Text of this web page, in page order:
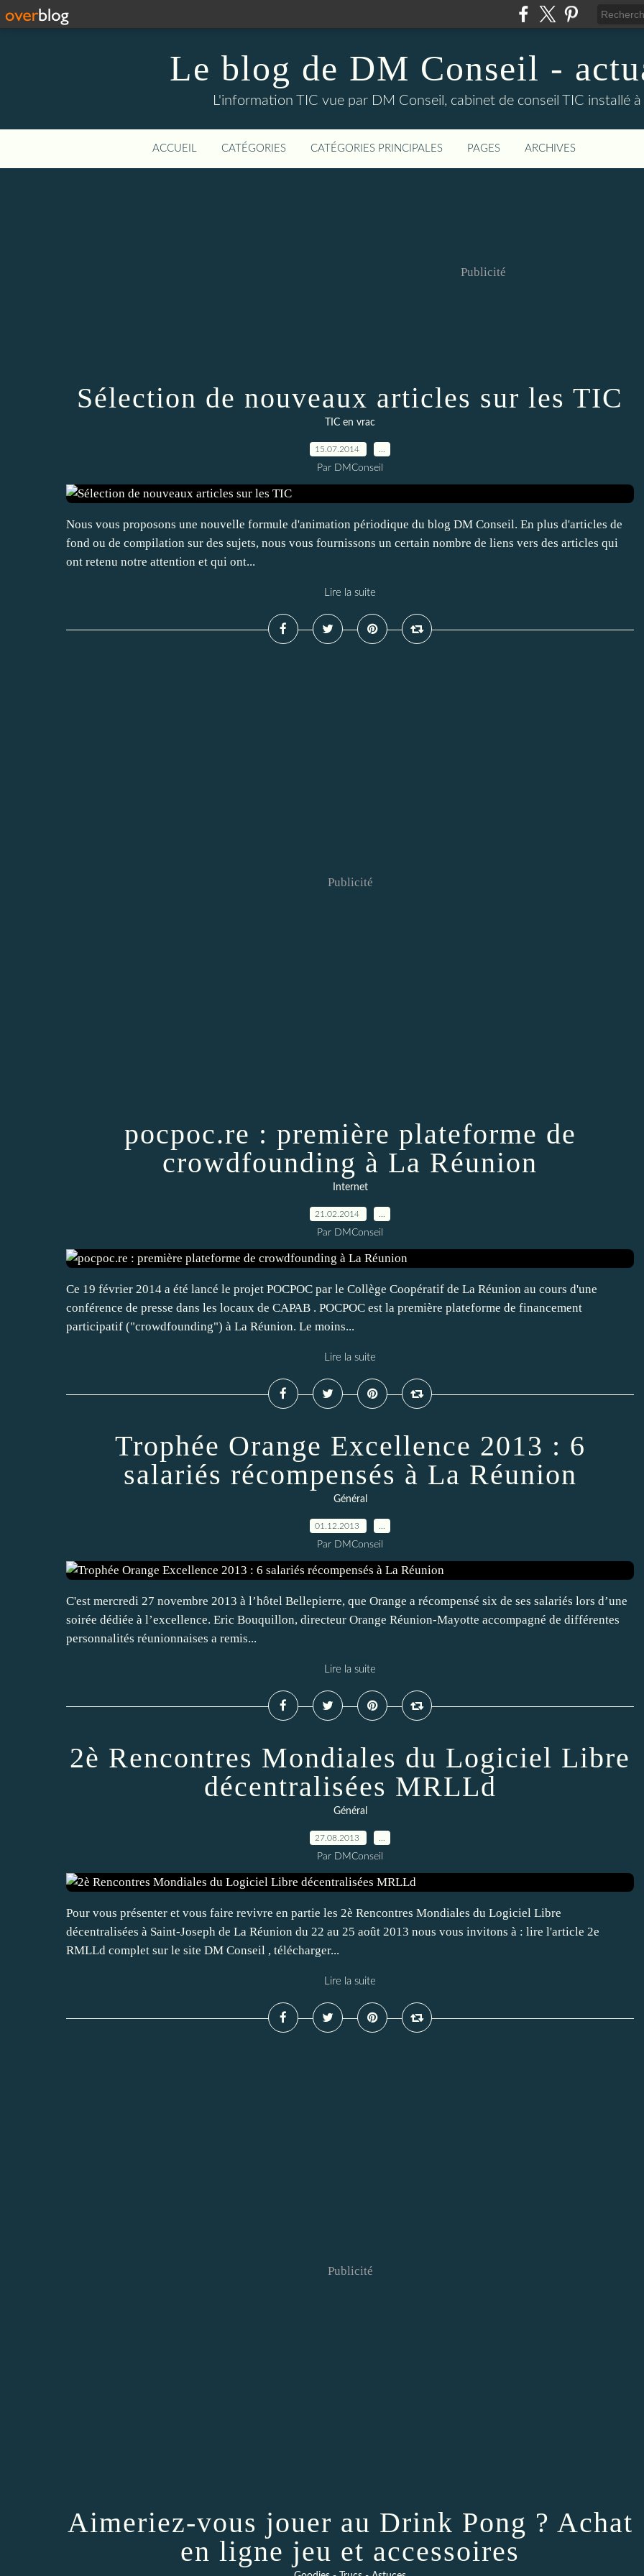
Le blog de DM Conseil -
L'information TIC vue par DM Conseil, cabinet de conseil TIC installé à
ACCUEIL CATÉGORIES CATÉGORIES PRINCIPALES PAGES ARCHIVES
Publicité
Sélection de nouveaux articles sur les TIC
TIC en vrac
15.07.2014
Par DMConseil
Nous vous proposons une nouvelle formule d'animation périodique du blog DM Conseil. En plus d'articles de
fond ou de compilation sur des sujets, nous vous fournissons un certain nombre de liens vers des articles qui
ont retenu notre attention et qui ont...
Lire la suite
Publicité
pocpoc.re : première plateforme de
crowdfounding à La Réunion
Internet
21.02.2014
Par DMConseil
Ce 19 février 2014 a été lancé le projet POCPOC par le Collège Coopératif de La Réunion au cours d'une
conférence de presse dans les locaux de CAPAB . POCPOC est la première plateforme de financement
participatif ("crowdfounding") à La Réunion. Le moins...
Lire la suite
Trophée Orange Excellence 2013 : 6
salariés récompensés à La Réunion
Général
01.12.2013
Par DMConseil
C'est mercredi 27 novembre 2013 à l’hôtel Bellepierre, que Orange a récompensé six de ses salariés lors d’une
soirée dédiée à l’excellence. Eric Bouquillon, directeur Orange Réunion-Mayotte accompagné de différentes
personnalités réunionnaises a remis...
Lire la suite
2è Rencontres Mondiales du Logiciel Libre
décentralisées MRLLd
Général
27.08.2013
Par DMConseil
Pour vous présenter et vous faire revivre en partie les 2è Rencontres Mondiales du Logiciel Libre
décentralisées à Saint-Joseph de La Réunion du 22 au 25 août 2013 nous vous invitons à : lire l'article 2e
RMLLd complet sur le site DM Conseil , télécharger...
Lire la suite
Publicité
Aimeriez-vous jouer au Drink Pong ? Achat
en ligne jeu et accessoires